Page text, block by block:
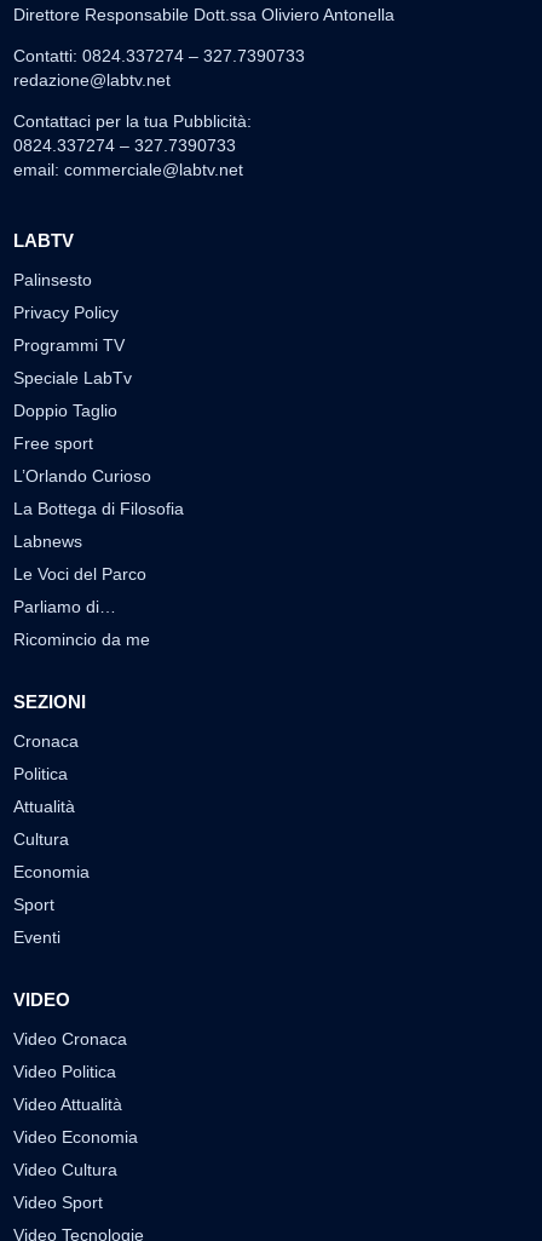
Direttore Responsabile Dott.ssa Oliviero Antonella
Contatti: 0824.337274 – 327.7390733
redazione@labtv.net
Contattaci per la tua Pubblicità:
0824.337274 – 327.7390733
email: commerciale@labtv.net
LABTV
Palinsesto
Privacy Policy
Programmi TV
Speciale LabTv
Doppio Taglio
Free sport
L’Orlando Curioso
La Bottega di Filosofia
Labnews
Le Voci del Parco
Parliamo di…
Ricomincio da me
SEZIONI
Cronaca
Politica
Attualità
Cultura
Economia
Sport
Eventi
VIDEO
Video Cronaca
Video Politica
Video Attualità
Video Economia
Video Cultura
Video Sport
Video Tecnologie